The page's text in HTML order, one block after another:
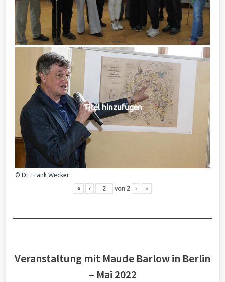
Titel hinzufügen
© Dr. Frank Wecker
« ‹ von 2 › »
Veranstaltung mit Maude Barlow in Berlin
– Mai 2022